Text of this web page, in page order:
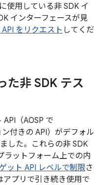
使用している非 SDK イ
インターフェースが見
をリクエスト してくだ
た非 SDK テス
API（AOSP で
付きの API）がデフォル
した。これらの非 SDK
ラットフォーム上での内
ット API レベルで制限さ
アプリで引き続き使用で